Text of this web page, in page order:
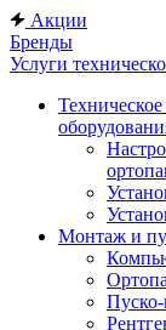
Акции
Бренды
Услуги
Монтаж и